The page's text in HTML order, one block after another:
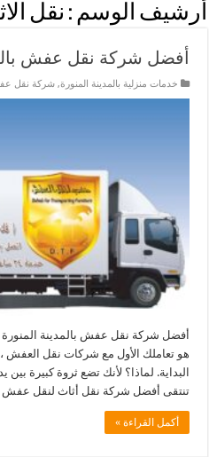
أرشيف الوسم : نقل
أفضل شركة نقل عفش
خدمات منزلية بالمدينة المنورة,شركة نقل
أفضل شركة نقل عفش بالمدينة المنورة
هو تعاملك الأول مع شركات نقل العفش ،
البداية. لماذا؟ لأنك تضع ثروة كبيرة
تنتقى أفضل شركة نقل أثاث لنقل عفش
أكمل القراءة »